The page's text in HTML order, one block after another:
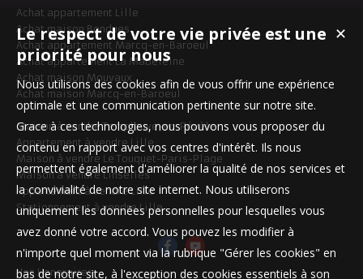
Achat appartement Lille
Achat maison Bondues
Achat appartement Marcq-en-Baroeul
Achat appartement La Madeleine
Achat maison Mouvaux
Achat maison Marcq-en-Baroeul
Maison à vendre Templeuve-en-Pévèle
Appartement à vendre Lille
Maison à vendre Le Touquet-Paris-Plage
Maison à vendre Linselles
Appartement à vendre Lille
Stationnement à vendre Lille
Nos Honoraires
✕
Le respect de votre vie privée est une
priorité pour nous
Nous utilisons des cookies afin de vous offrir une expérience
optimale et une communication pertinente sur notre site.
Grace à ces technologies, nous pouvons vous proposer du
contenu en rapport avec vos centres d'intérêt. Ils nous
permettent également d'améliorer la qualité de nos services et
la convivialité de notre site internet. Nous utiliserons
uniquement les données personnelles pour lesquelles vous
avez donné votre accord. Vous pouvez les modifier à
n'importe quel moment via la rubrique "Gérer les cookies" en
bas de notre site, à l'exception des cookies essentiels à son